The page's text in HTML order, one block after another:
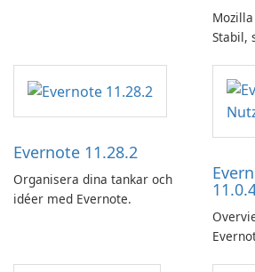
Stabil,
Evernote 11.28.2
Organisera dina tankar och
idéer med Evernote.